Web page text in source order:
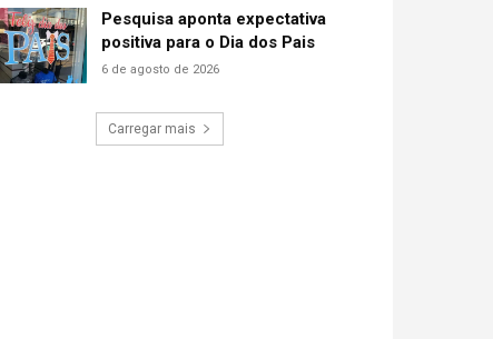
Pesquisa aponta expectativa
positiva para o Dia dos Pais
6 de agosto de 2026
Carregar mais